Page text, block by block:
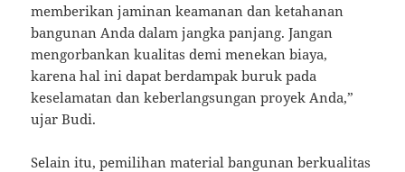
memberikan jaminan keamanan dan ketahanan
bangunan Anda dalam jangka panjang. Jangan
mengorbankan kualitas demi menekan biaya,
karena hal ini dapat berdampak buruk pada
keselamatan dan keberlangsungan proyek Anda,”
ujar Budi.
Selain itu, pemilihan material bangunan berkualitas